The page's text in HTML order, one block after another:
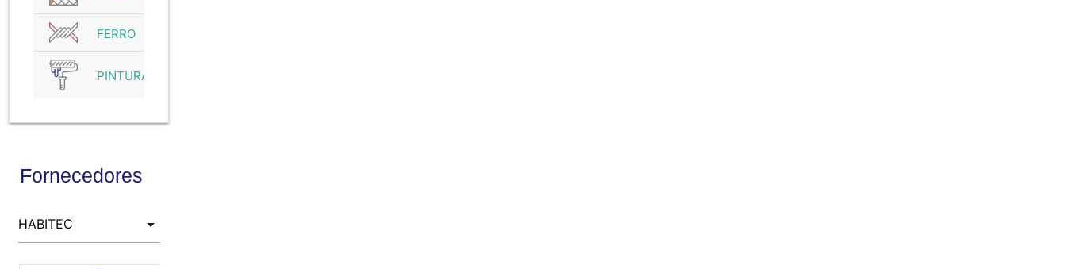
FERRO
PINTURA
Fornecedores